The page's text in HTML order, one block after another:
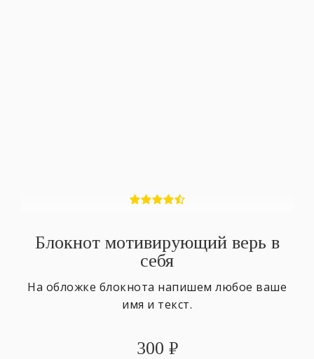
Блокнот мотивирующий верь в
себя
На обложке блокнота напишем любое ваше
имя и текст.
300 ₽